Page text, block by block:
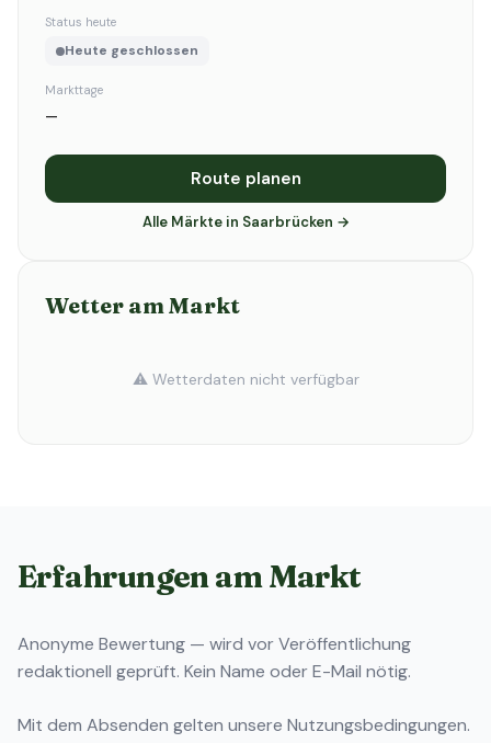
Status heute
Heute geschlossen
Markttage
—
Route planen
Alle Märkte in Saarbrücken →
Wetter am Markt
⚠️ Wetterdaten nicht verfügbar
Erfahrungen am Markt
Anonyme Bewertung — wird vor Veröffentlichung
redaktionell geprüft. Kein Name oder E-Mail nötig.
Mit dem Absenden gelten unsere Nutzungsbedingungen.